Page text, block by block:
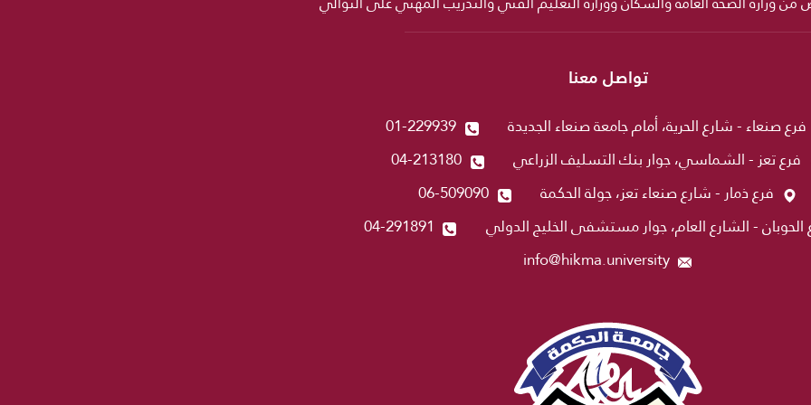
تواصل معنا
فرع صنعاء - شارع الحرية، أمام جامعة صنعاء الجديدة
01-229939
فرع تعز - الشماسي، جوار بنك التسليف الزراعي
04-213180
فرع ذمار - شارع صنعاء تعز، جولة الحكمة
06-509090
الحوبان - الشارع العام، جوار مستشفى الخليج الدولي
04-291891
info@hikma.university